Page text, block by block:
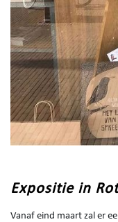
Expositie in
Vanaf eind maart zal er